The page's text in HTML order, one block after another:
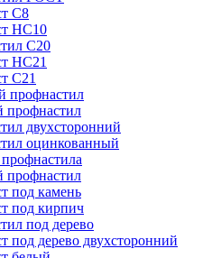
С8
НС10
С20
НС21
С21
профнастил
профнастил
двухсторонний
оцинкованный
профнастил
под камень
под кирпич
под дерево
под дерево двухсторонний